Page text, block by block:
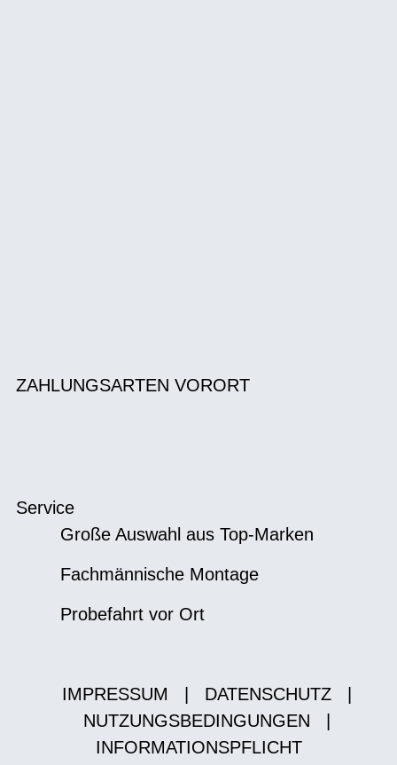
ZAHLUNGSARTEN VORORT
Service
Große Auswahl aus Top-Marken
Fachmännische Montage
Probefahrt vor Ort
IMPRESSUM DATENSCHUTZ
NUTZUNGSBEDINGUNGEN
INFORMATIONSPFLICHT